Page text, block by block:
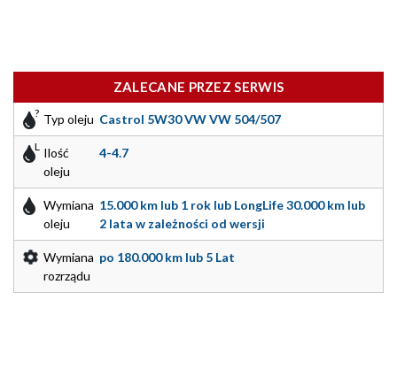
ZALECANE PRZEZ SERWIS
Typ oleju Castrol 5W30 VW VW 504/507
Ilość
oleju
4-4.7
Wymiana
oleju
15.000 km lub 1 rok lub LongLife 30.000 km lub
2 lata w zależności od wersji
Wymiana
rozrządu
po 180.000 km lub 5 Lat